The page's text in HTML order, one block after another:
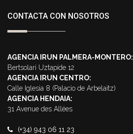
CONTACTA CON NOSOTROS
AGENCIA IRUN PALMERA-MONTERO:
Bertsolari Uztapide 12
AGENCIA IRUN CENTRO:
Calle Iglesia 8 (Palacio de Arbelaitz)
AGENCIA HENDAIA:
31 Avenue des Allées
(+34) 943 06 11 23